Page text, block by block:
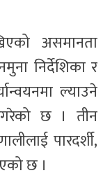
असमानता
निर्देशिका र
ल्याउने
छ । तीन
पारदर्शी,
छ ।